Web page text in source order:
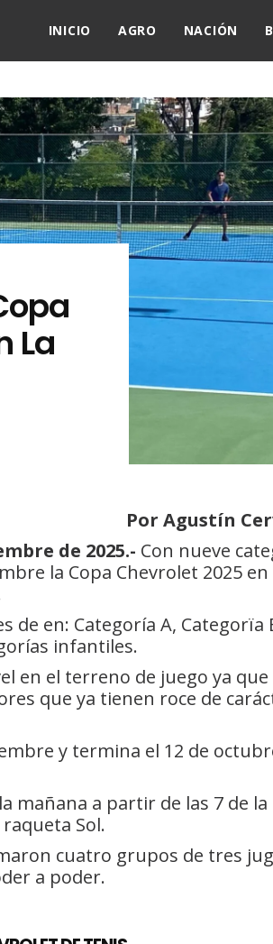
INICIO AGRO NACIÓN
La
Por Agustín
de 2025.- Con nueve
la Copa Chevrolet 2025 en
de en: Categoría A, Categorïa
infantiles.
en el terreno de juego ya que
que ya tienen roce de
y termina el 12 de
mañana a partir de las 7 de la
Sol.
cuatro grupos de tres
a poder.